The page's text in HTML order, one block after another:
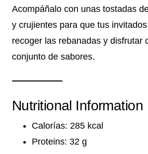
Acompáñalo con unas tostadas
y crujientes para que tus
recoger las rebanadas y disfrutar
conjunto de sabores.
Nutritional Information
Calorías: 285 kcal
Proteins: 32 g